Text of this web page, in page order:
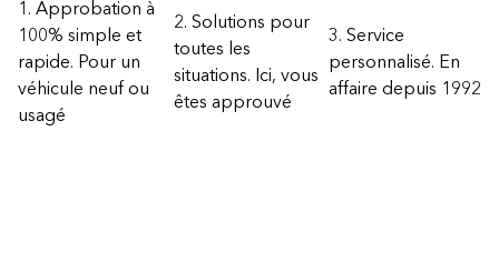
1. Approbation à
100% simple et
rapide. Pour un
véhicule neuf ou
usagé
2. Solutions pour
toutes les
situations. Ici, vous
êtes approuvé
3. Service
personnalisé. En
affaire depuis 1992